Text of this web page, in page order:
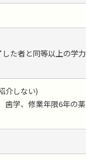
た者と同等以上の学
介しない)
歯学、修業年限6年の